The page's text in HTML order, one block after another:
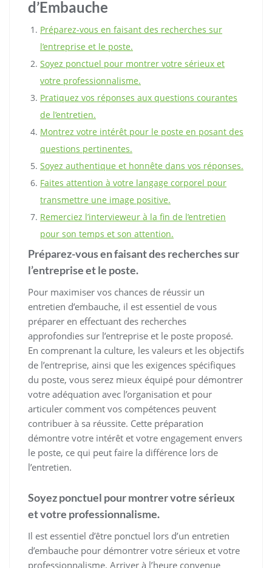
d’Embauche
Préparez-vous en faisant des recherches sur
l’entreprise et le poste.
Soyez ponctuel pour montrer votre sérieux et
votre professionnalisme.
Pratiquez vos réponses aux questions courantes
de l’entretien.
Montrez votre intérêt pour le poste en posant des
questions pertinentes.
Soyez authentique et honnête dans vos réponses.
Faites attention à votre langage corporel pour
transmettre une image positive.
Remerciez l’intervieweur à la fin de l’entretien
pour son temps et son attention.
Préparez-vous en faisant des recherches sur
l’entreprise et le poste.
Pour maximiser vos chances de réussir un
entretien d’embauche, il est essentiel de vous
préparer en effectuant des recherches
approfondies sur l’entreprise et le poste proposé.
En comprenant la culture, les valeurs et les objectifs
de l’entreprise, ainsi que les exigences spécifiques
du poste, vous serez mieux équipé pour démontrer
votre adéquation avec l’organisation et pour
articuler comment vos compétences peuvent
contribuer à sa réussite. Cette préparation
démontre votre intérêt et votre engagement envers
le poste, ce qui peut faire la différence lors de
l’entretien.
Soyez ponctuel pour montrer votre sérieux
et votre professionnalisme.
Il est essentiel d’être ponctuel lors d’un entretien
d’embauche pour démontrer votre sérieux et votre
professionnalisme. Arriver à l’heure convenue